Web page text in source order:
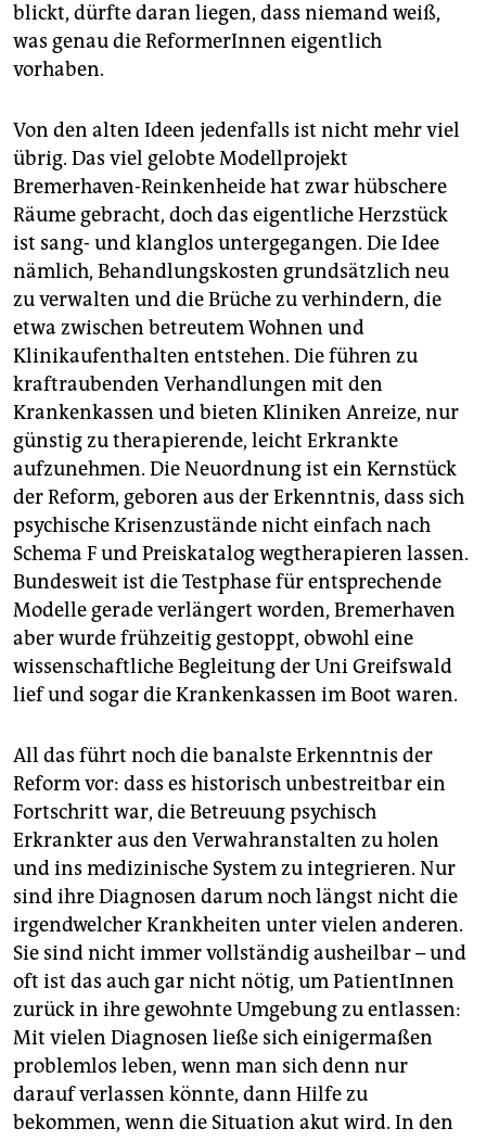
blickt, dürfte daran liegen, dass niemand weiß,
was genau die ReformerInnen eigentlich
vorhaben.
Von den alten Ideen jedenfalls ist nicht mehr viel
übrig. Das viel gelobte Modellprojekt
Bremerhaven-Reinkenheide hat zwar hübschere
Räume gebracht, doch das eigentliche Herzstück
ist sang- und klanglos untergegangen. Die Idee
nämlich, Behandlungskosten grundsätzlich neu
zu verwalten und die Brüche zu verhindern, die
etwa zwischen betreutem Wohnen und
Klinikaufenthalten entstehen. Die führen zu
kraftraubenden Verhandlungen mit den
Krankenkassen und bieten Kliniken Anreize, nur
günstig zu therapierende, leicht Erkrankte
aufzunehmen. Die Neuordnung ist ein Kernstück
der Reform, geboren aus der Erkenntnis, dass sich
psychische Krisenzustände nicht einfach nach
Schema F und Preiskatalog wegtherapieren lassen.
Bundesweit ist die Testphase für entsprechende
Modelle gerade verlängert worden, Bremerhaven
aber wurde frühzeitig gestoppt, obwohl eine
wissenschaftliche Begleitung der Uni Greifswald
lief und sogar die Krankenkassen im Boot waren.
All das führt noch die banalste Erkenntnis der
Reform vor: dass es historisch unbestreitbar ein
Fortschritt war, die Betreuung psychisch
Erkrankter aus den Verwahranstalten zu holen
und ins medizinische System zu integrieren. Nur
sind ihre Diagnosen darum noch längst nicht die
irgendwelcher Krankheiten unter vielen anderen.
Sie sind nicht immer vollständig ausheilbar – und
oft ist das auch gar nicht nötig, um PatientInnen
zurück in ihre gewohnte Umgebung zu entlassen:
Mit vielen Diagnosen ließe sich einigermaßen
problemlos leben, wenn man sich denn nur
darauf verlassen könnte, dann Hilfe zu
bekommen, wenn die Situation akut wird. In den